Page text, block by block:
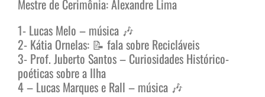
Mestre de Cerimônia: Alexandre Lima
1- Lucas Melo – música 🎶
2- Kátia Ornelas: 📝 fala sobre Recicláveis
3- Prof. Juberto Santos – Curiosidades Histórico-
poéticas sobre a Ilha
4 – Lucas Marques e Rall – música 🎶